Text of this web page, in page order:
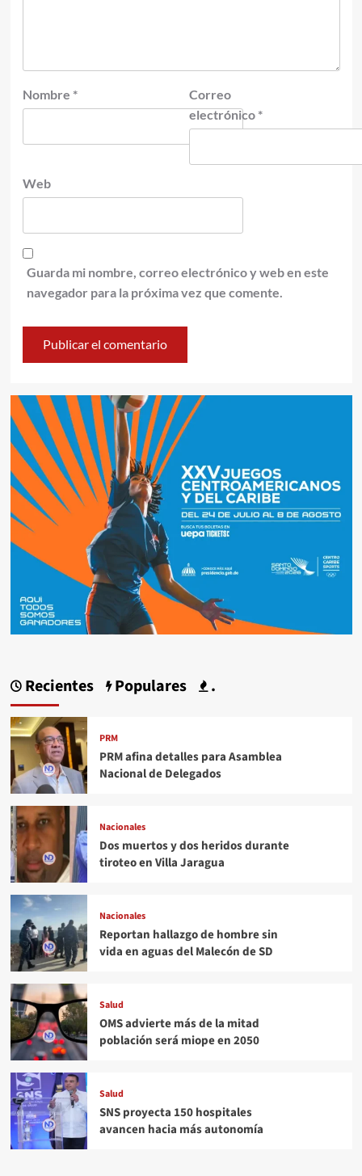
Nombre *
Correo
electrónico *
Web
Guarda mi nombre, correo electrónico y web en este
navegador para la próxima vez que comente.
Recientes Populares .
PRM
PRM afina detalles para Asamblea
Nacional de Delegados
Nacionales
Dos muertos y dos heridos durante
tiroteo en Villa Jaragua
Nacionales
Reportan hallazgo de hombre sin
vida en aguas del Malecón de SD
Salud
OMS advierte más de la mitad
población será miope en 2050
Salud
SNS proyecta 150 hospitales
avancen hacia más autonomía